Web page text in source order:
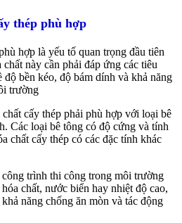
thép phù hợp
hợp là yếu tố quan trọng đầu tiên
này cần phải đáp ứng các tiêu
bền kéo, độ bám dính và khả năng
trường
cấy thép phải phù hợp với loại bê
Các loại bê tông có độ cứng và tính
chất cấy thép có các đặc tính khác
trình thi công trong môi trường
chất, nước biển hay nhiệt độ cao,
năng chống ăn mòn và tác động